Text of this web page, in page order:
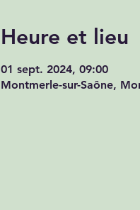
Heure et lieu
01 sept. 2024, 09:00
Montmerle-sur-Saône,